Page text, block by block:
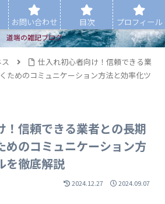
道端の雑記ブログ
仕入れ初心者向け！信頼できる業
ためのコミュニケーション方法と効率化ツ
！信頼できる業者との長期
めのコミュニケーション方
を徹底解説
2024.12.27 2024.09.07
お問い合わせ 目次 プロフィール